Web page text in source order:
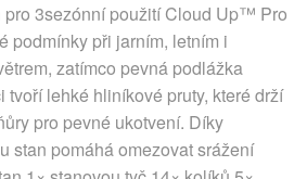
3sezónní použití Cloud Up™ Pro
podmínky při jarním, letním i
zatímco pevná podlážka
lehké hliníkové pruty, které drží
pro pevné ukotvení. Díky
stan pomáhá omezovat srážení